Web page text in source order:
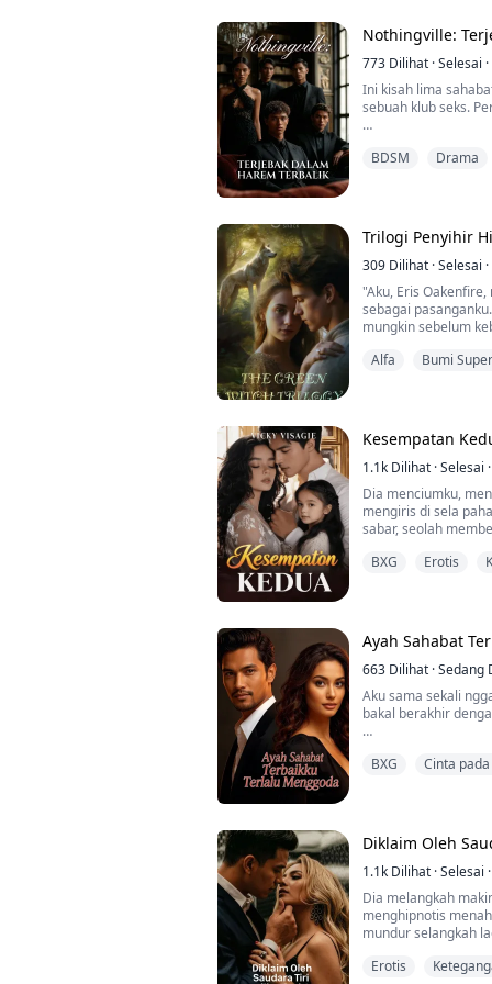
Aku terkejut dan
pinggangku.
"Kamu kan istriku,
Nothingville:
773 Dilihat ·Selesai ·
Ini kisah lima
sebuah klub seks.
mereka kini benar-
“Ah…”
Desahan lembut
jauh. Ia merangkul
mengambil alih ...
BDSM Drama
Trilogi Penyihir
309 Dilihat ·Selesai ·
"Aku, Eris
sebagai
mungkin sebelum
mencengkeram
Alfa Bumi
Kesempatan
1.1k Dilihat ·Selesai ·
Dia menciumku,
mengiris di sela
sabar, seolah
yang hangat, yang
Dia menunduk
men...
BXG Erotis
Ayah Sahabat
663 Dilihat ·Sedang
Aku sama sekali
bakal berakhir
pelan, “Aku boleh
mengubur rasa
malam yang nggak
semuanya baik-baik
BXG Cinta
Diklaim Oleh
1.1k Dilihat ·Selesai ·
Dia melangkah
menghipnotis
mundur selangkah
bajingan sombong
Erotis